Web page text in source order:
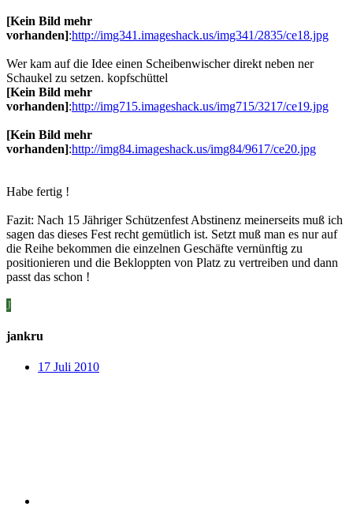
[Kein Bild mehr
vorhanden]:http://img341.imageshack.us/img341/2835/ce18.jpg
Wer kam auf die Idee einen Scheibenwischer direkt neben ner
Schaukel zu setzen. kopfschüttel
[Kein Bild mehr
vorhanden]:http://img715.imageshack.us/img715/3217/ce19.jpg
[Kein Bild mehr
vorhanden]:http://img84.imageshack.us/img84/9617/ce20.jpg
Habe fertig !
Fazit: Nach 15 Jähriger Schützenfest Abstinenz meinerseits muß ich
sagen das dieses Fest recht gemütlich ist. Setzt muß man es nur auf
die Reihe bekommen die einzelnen Geschäfte vernünftig zu
positionieren und die Bekloppten von Platz zu vertreiben und dann
passt das schon !
J
jankru
17 Juli 2010